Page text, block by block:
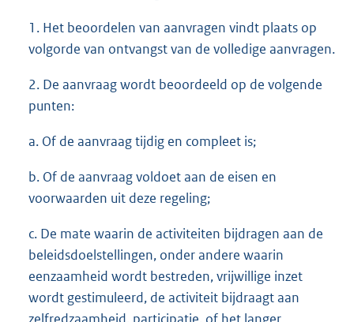
1. Het beoordelen van aanvragen vindt plaats op
volgorde van ontvangst van de volledige aanvragen.
2. De aanvraag wordt beoordeeld op de volgende
punten:
a. Of de aanvraag tijdig en compleet is;
b. Of de aanvraag voldoet aan de eisen en
voorwaarden uit deze regeling;
c. De mate waarin de activiteiten bijdragen aan de
beleidsdoelstellingen, onder andere waarin
eenzaamheid wordt bestreden, vrijwillige inzet
wordt gestimuleerd, de activiteit bijdraagt aan